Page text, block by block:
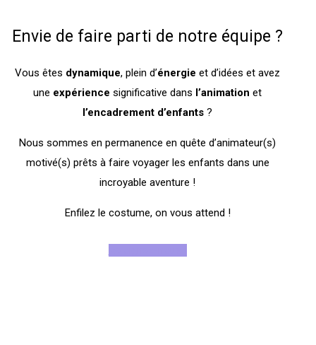
Envie de faire parti de notre équipe ?
Vous êtes dynamique, plein d’énergie et d’idées et avez
une expérience significative dans l’animation et
l’encadrement d’enfants ?
Nous sommes en permanence en quête d’animateur(s)
motivé(s) prêts à faire voyager les enfants dans une
incroyable aventure !
Enfilez le costume, on vous attend !